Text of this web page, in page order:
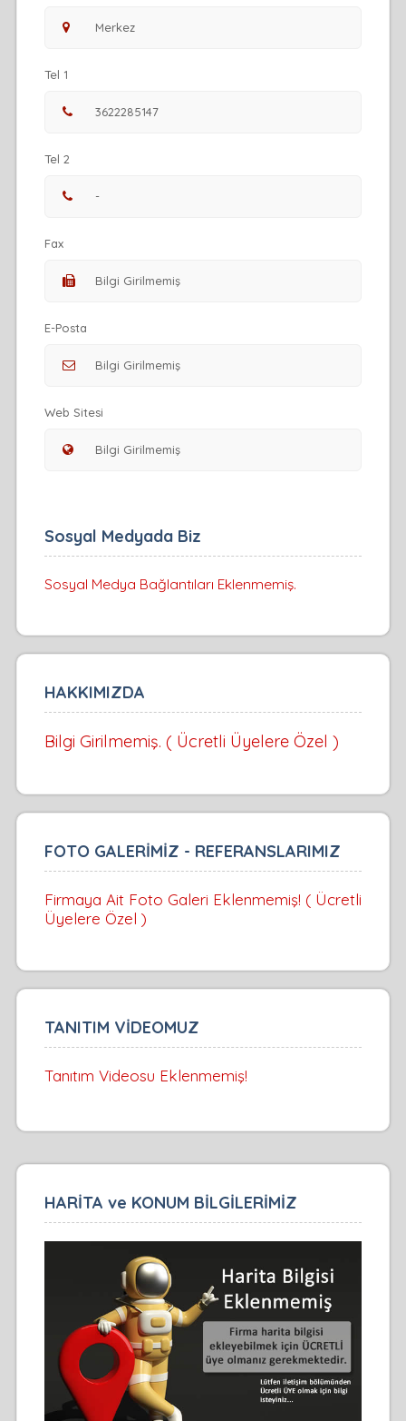
Tel 1
Tel 2
Fax
E-Posta
Web Sitesi
Sosyal Medyada Biz
Sosyal Medya Bağlantıları Eklenmemiş.
HAKKIMIZDA
Bilgi Girilmemiş. ( Ücretli Üyelere Özel )
FOTO GALERİMİZ - REFERANSLARIMIZ
Firmaya Ait Foto Galeri Eklenmemiş! ( Ücretli
Üyelere Özel )
TANITIM VİDEOMUZ
Tanıtım Videosu Eklenmemiş!
HARİTA ve KONUM BİLGİLERİMİZ